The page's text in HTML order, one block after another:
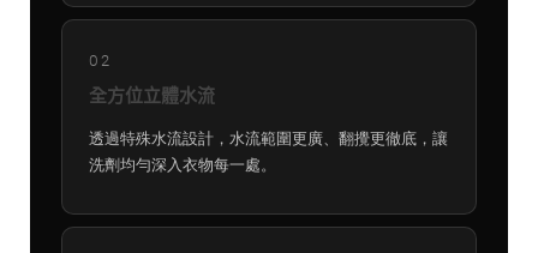
02
全方位立體水流
透過特殊水流設計，水流範圍更廣、翻攪更徹底，讓
洗劑均勻深入衣物每一處。